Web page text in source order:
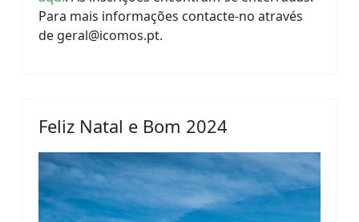
Para mais informações contacte-no através
de geral@icomos.pt.
Feliz Natal e Bom 2024